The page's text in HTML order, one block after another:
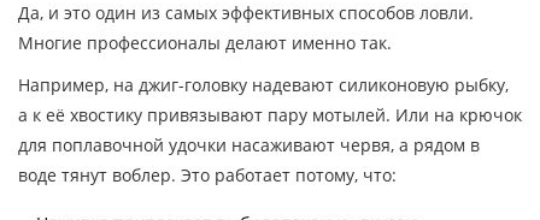
Да, и это один из самых эффективных способов ловли.
Многие профессионалы делают именно так.
Например, на джиг-головку надевают силиконовую рыбку,
а к её хвостику привязывают пару мотылей. Или на крючок
для поплавочной удочки насаживают червя, а рядом в
воде тянут воблер. Это работает потому, что: